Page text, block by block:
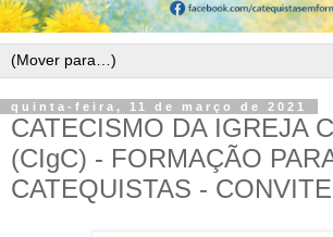
quinta-feira, 11 de março de 2021
CATECISMO DA IGREJA
(CIgC) - FORMAÇÃO
CATEQUISTAS -